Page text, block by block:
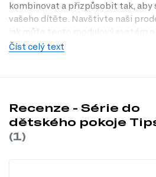
kombinovat a přizpůsobit tak,
vašeho dítěte. Navštivte naši
jak může tento modulový systém
Nezapomeňte se podívat na naši
Odolný materiál. Dřevotříska použitá
odolnost a dlouhou životnost, což je
Laminovaná povrchová úprava. Tato
nábytek před poškrábáním, ale také
Číst celý text
Recenze - Série do
dětského pokoje
(1)